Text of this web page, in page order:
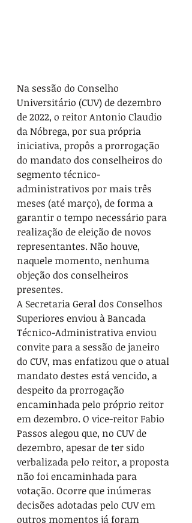
Na sessão do Conselho
Universitário (CUV) de dezembro
de 2022, o reitor Antonio Claudio
da Nóbrega, por sua própria
iniciativa, propôs a prorrogação
do mandato dos conselheiros do
segmento técnico-
administrativos por mais três
meses (até março), de forma a
garantir o tempo necessário para
realização de eleição de novos
representantes. Não houve,
naquele momento, nenhuma
objeção dos conselheiros
presentes.
A Secretaria Geral dos Conselhos
Superiores enviou à Bancada
Técnico-Administrativa enviou
convite para a sessão de janeiro
do CUV, mas enfatizou que o atual
mandato destes está vencido, a
despeito da prorrogação
encaminhada pelo próprio reitor
em dezembro. O vice-reitor Fabio
Passos alegou que, no CUV de
dezembro, apesar de ter sido
verbalizada pelo reitor, a proposta
não foi encaminhada para
votação. Ocorre que inúmeras
decisões adotadas pelo CUV em
outros momentos já foram